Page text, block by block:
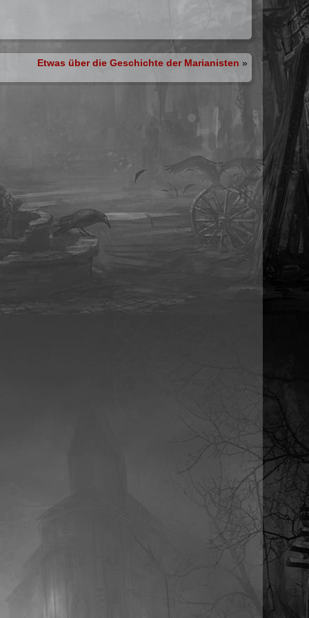
Etwas über die Geschichte der Marianisten »